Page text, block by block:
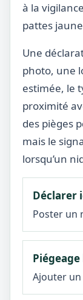
à la
pattes
Une
photo, une
estimée, le
proximité
des pièges
mais le
lorsqu’un
Déclarer
Poster un
Piégeage
Ajouter